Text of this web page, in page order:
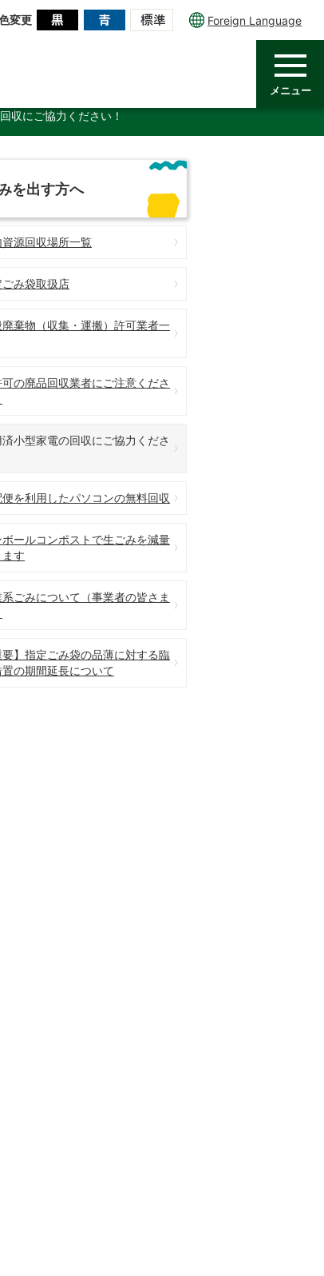
変更 Foreign Language
メニュー
収にご協力ください！
を出す方へ
源回収場所一覧
み袋取扱店
棄物（収集・運搬）許可業者一
の廃品回収業者にご注意くださ
小型家電の回収にご協力くださ
を利用したパソコンの無料回収
ボールコンポストで生ごみを減量
す
ごみについて（事業者の皆さま
要】指定ごみ袋の品薄に対する臨
の期間延長について